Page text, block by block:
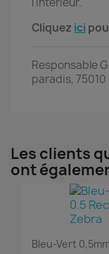
Cliquez ici
Responsable
paradis, 75010
Les clients
ont
Bleu-Vert